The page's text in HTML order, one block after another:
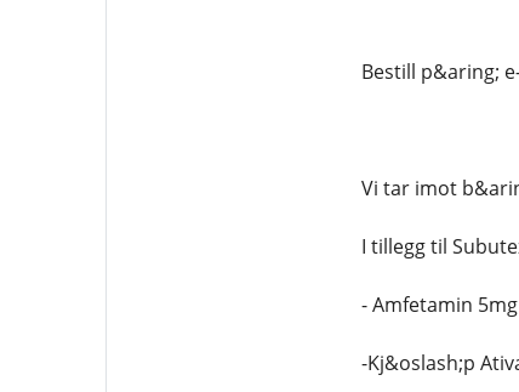
Bestill p&aring;
Vi tar imot
I tillegg til
- Amfetamin 5mg
-Kj&oslash;p